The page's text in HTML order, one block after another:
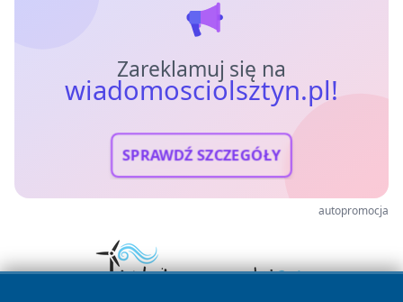
Zareklamuj się na
wiadomosciolsztyn.pl!
SPRAWDŹ SZCZEGÓŁY
autopromocja